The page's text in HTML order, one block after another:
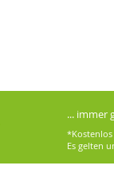
... immer
Es gelten